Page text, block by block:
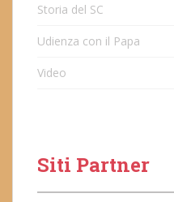
Storia del SC
Udienza con il Papa
Video
Siti Partner